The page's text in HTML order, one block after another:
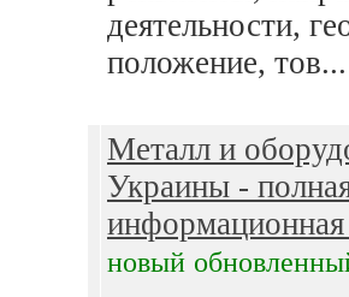
деятельности,
положение, тов...
Металл и
Украины -
новый